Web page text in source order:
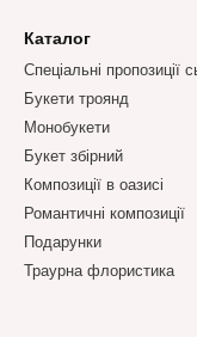
Каталог
Спеціальні пропозиції
Букети троянд
Монобукети
Букет збірний
Композиції в оазисі
Романтичні композиції
Подарунки
Траурна флористика